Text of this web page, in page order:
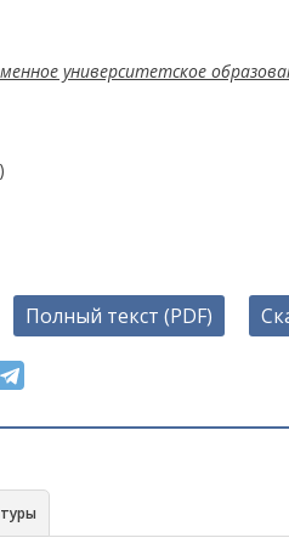
университетское
)
Полный текст (PDF)